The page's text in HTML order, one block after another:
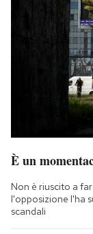
È un
Non è riuscito a
l'opposizione l'ha
scandali